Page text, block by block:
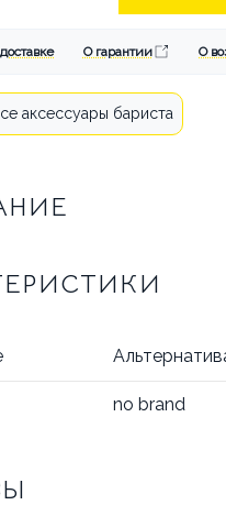
И ДОСТАВКА
ЗАКАЗ
ОБ АРЕНДЕ
О гарантии О
аксессуары бариста
no brand